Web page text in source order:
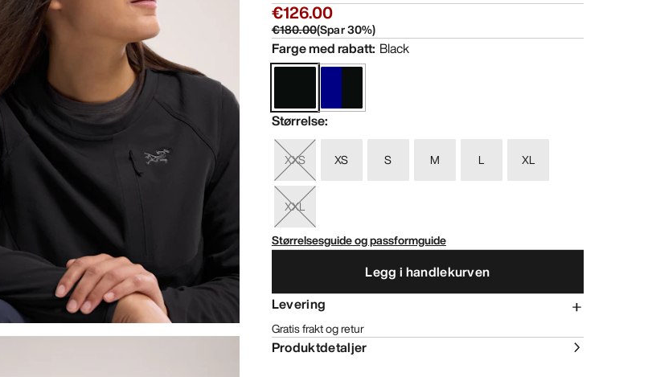
€126.00
€180.00(Spar30%)
Farge med rabatt: Black
Størrelse:
XXS XS S M L XL
XXL
Størrelsesguide og passformguide
Legg i handlekurven
Levering
Gratis frakt og retur
Produktdetaljer